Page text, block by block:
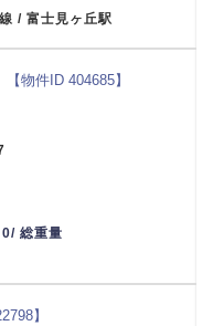
/ 富士見ヶ丘駅
【物件ID 404685】
総重量
】